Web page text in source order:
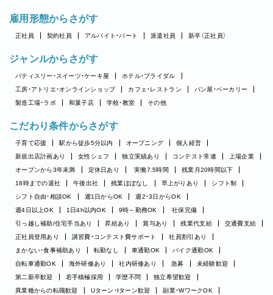
雇用形態からさがす
正社員 契約社員 アルバイト・パート 派遣社員 新卒（正社員）
ジャンルからさがす
パティスリー・スイーツ・ケーキ屋
ホテル・ブライダル
工房・アトリエ・オンラインショップ
カフェ・レストラン
パン屋・ベーカリー
製造工場・ラボ
和菓子店 学校・教室 その他
こだわり条件からさがす
子育て応援 駅から徒歩5分以内 オープニング
個人経営
新規出店計画あり
女性シェフ 独立実績あり コンテスト常連
上場企業
オープンから3年未満
定休日あり 実働7.5時間
残業月20時間以下
18時までの退社
午後出社 残業ほぼなし 早上がりあり
シフト制
シフト自由・相談OK
週1日からOK
週2・3日からOK
週4日以上OK
1日4h以内OK 9時～勤務OK
社保完備
引っ越し補助/住宅手当あり
昇給あり 賞与あり 残業代支給
交通費支給
正社員登用あり
講習費・コンテスト費サポート
社員割引あり
まかない・食事補助あり
転勤なし 車通勤OK
バイク通勤OK
自転車通勤OK
海外研修あり 社内研修あり 急募
未経験歓迎
第二新卒歓迎
若手積極採用 学歴不問
独立希望歓迎
異業種からの転職歓迎
Uターン・Iターン歓迎
副業・WワークOK